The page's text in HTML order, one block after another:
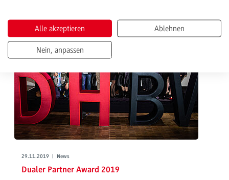
29.11.2019 | News
Dualer Partner Award 2019
Alle akzeptieren Ablehnen
Nein, anpassen